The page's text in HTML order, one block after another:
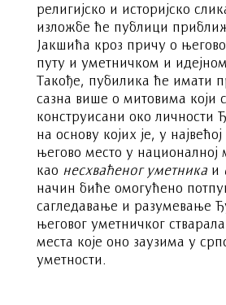
религијско и историјско
изложбе ће публици
Јакшића кроз причу о
путу и уметничком и
Такође, пубилика ће имати
сазна више о митовима који
конструисани око личности
на основу којих је, у
његово место у националној
као несхваћеног уметникаи
начин биће омогућено
сагледавање и разумевање
његовог уметничког
места које оно заузима у
уметности.